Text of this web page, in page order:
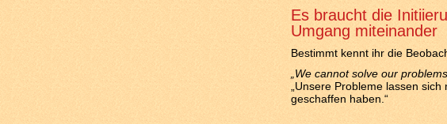
Es braucht die
Umgang miteinander
Bestimmt kennt ihr die
„We cannot solve our
„Unsere Probleme lassen
geschaffen haben.“